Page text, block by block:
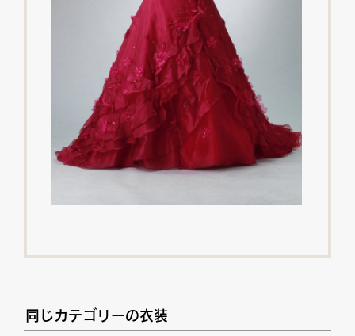
同じカテゴリーの衣装